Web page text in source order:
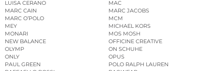
LUISA CERANO
MAC
MARC CAIN
MARC JACOBS
MARC O’POLO
MCM
MEY
MICHAEL KORS
MONARI
MOS MOSH
NEW BALANCE
OFFICINE CREATIVE
OLYMP
ON SCHUHE
ONLY
OPUS
PAUL GREEN
POLO RALPH LAUREN